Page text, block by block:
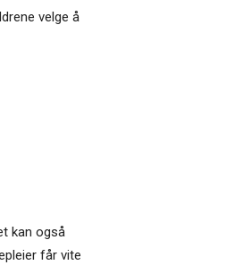
velge å
kan også
får vite